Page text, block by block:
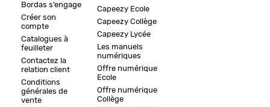
Bordas s’engage
Créer son
compte
Catalogues à
feuilleter
Contactez la
relation client
Conditions
générales de
vente
Capeezy Ecole
Capeezy Collège
Capeezy Lycée
Les manuels
numériques
Offre numérique
Ecole
Offre numérique
Collège